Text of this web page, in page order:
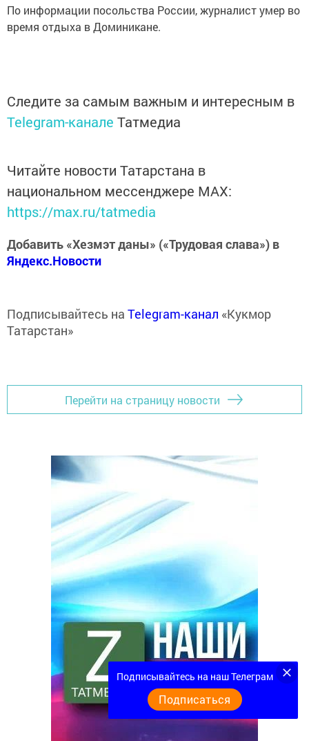
По информации посольства России, журналист умер во
время отдыха в Доминикане.
Следите за самым важным и интересным в
Telegram-канале Татмедиа
Читайте новости Татарстана в
национальном мессенджере MАХ:
https://max.ru/tatmedia
Добавить «Хезмэт даны» («Трудовая слава») в
Яндекс.Новости
Подписывайтесь на Telegram-канал «Кукмор
Татарстан»
Перейти на страницу новости
Подписывайтесь на наш Телеграм
Подписаться